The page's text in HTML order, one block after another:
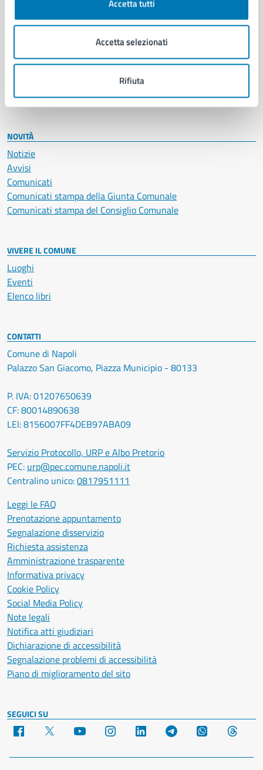
Accetta tutti
Accetta selezionati
Rifiuta
Educazione e formazione
Giustizia e sicurezza pubblica
Imprese e commercio
Salute, benessere e assistenza
Vita lavorativa
NOVITÀ
Notizie
Avvisi
Comunicati
Comunicati stampa della Giunta Comunale
Comunicati stampa del Consiglio Comunale
VIVERE IL COMUNE
Luoghi
Eventi
Elenco libri
CONTATTI
Comune di Napoli
Palazzo San Giacomo, Piazza Municipio - 80133
P. IVA: 01207650639
CF: 80014890638
LEI: 8156007FF4DEB97ABA09
Servizio Protocollo, URP e Albo Pretorio
PEC: urp@pec.comune.napoli.it
Centralino unico:0817951111
Leggi le FAQ
Prenotazione appuntamento
Segnalazione disservizio
Richiesta assistenza
Amministrazione trasparente
Informativa privacy
Cookie Policy
Social Media Policy
Note legali
Notifica atti giudiziari
Dichiarazione di accessibilità
Segnalazione problemi di accessibilità
Piano di miglioramento del sito
SEGUICI SU
Facebook YouTube Instagram LinkedIn Telegram WhatsApp